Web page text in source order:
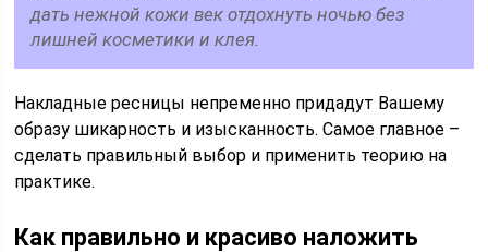
дать нежной кожи век отдохнуть ночью без
лишней косметики и клея.
Накладные ресницы непременно придадут Вашему
образу шикарность и изысканность. Самое главное –
сделать правильный выбор и применить теорию на
практике.
Как правильно и красиво наложить